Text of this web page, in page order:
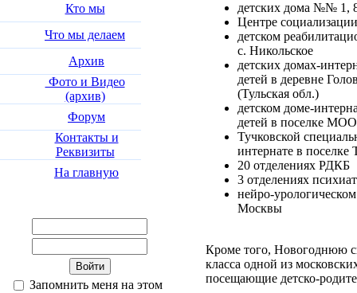
Кто мы
Что мы делаем
Архив
Фото и Видео
(архив)
Форум
Контакты и
Реквизиты
На главную
Запомнить меня на этом
детских дома №№ 1,
Центре
детском
с. Никольское
детских домах-
детей в деревне
(Тульская обл.)
детском доме-
детей в поселке
Тучковской
интернате в поселке
20 отделениях РДКБ
3 отделениях
нейро-
Москвы
Кроме того, Новогоднюю
класса одной из
посещающие детско-